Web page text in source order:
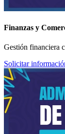
Finanzas y
Gestión financiera
Solicitar